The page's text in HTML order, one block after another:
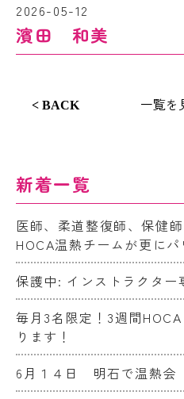
2026-05-12
濱田 和美
< BACK 一覧を
新着一覧
医師、柔道整復師、保健
HOCA温熱チームが更に
保護中: インストラクター
毎月3名限定！3週間
ります！
6月１４日 明石で温熱会